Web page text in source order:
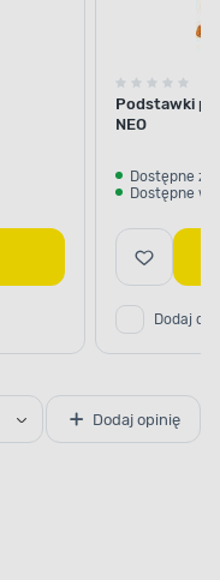
Podstawki
NEO
Dostępne z
Dostępne w
Dodaj do
Dodaj opinię